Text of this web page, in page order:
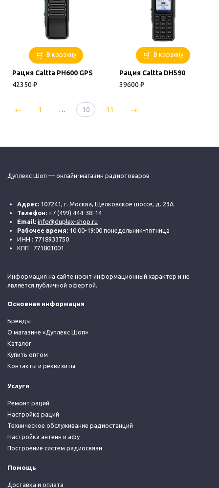
В корзину
Рация Caltta PH600 GPS
42350 ₽
В корзину
Рация Caltta DH590
39600 ₽
← 1 … 10 11 →
Дуплекс Шоп — онлайн-магазин радиотоваров
Адрес: 107241, г. Москва, Щелковское шоссе, д. 23А
Телефон: +7 (499) 444-38-14
Email: info@duplex-shop.ru
Рабочее время: 10:00-19:00 понедельник-пятница
ИНН : 7718933750
КПП : 771801001
Информация на сайте носит информационный характер и не
является публичной офертой.
Основная информация
Бренды
О магазине «Дуплекс Шоп»
Каталог
Купить оптом
Контакты и реквизиты
Услуги
Ремонт раций
Настройка раций
Техническое обслуживание радиостанций
Настройка антенн и афу
Построение систем радиосвязи
Помощь
Доставка и оплата